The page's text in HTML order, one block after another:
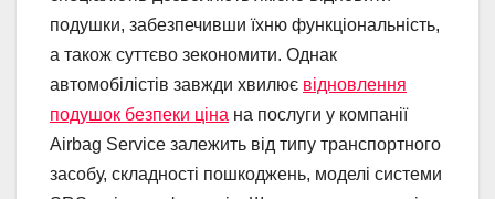
подушки, забезпечивши їхню функціональність,
а також суттєво зекономити. Однак
автомобілістів завжди хвилює відновлення
подушок безпеки ціна на послуги у компанії
Airbag Service залежить від типу транспортного
засобу, складності пошкоджень, моделі системи